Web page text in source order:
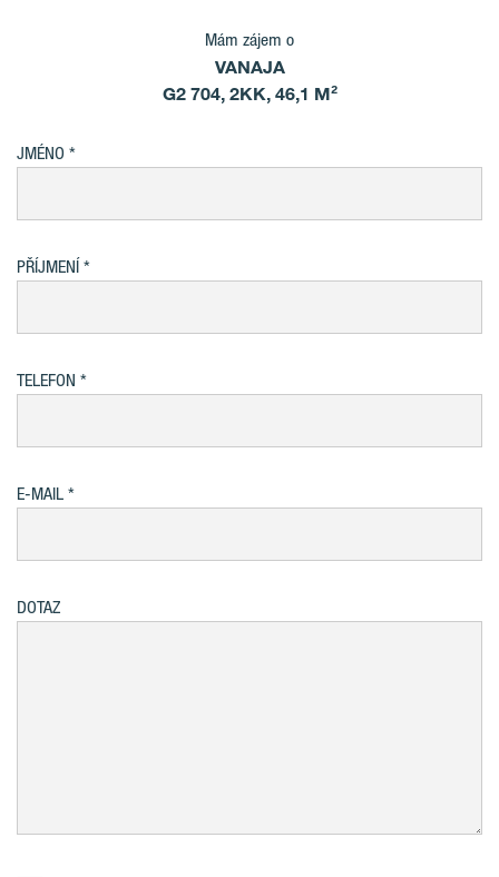
Mám zájem o
VANAJA
G2 704, 2KK, 46,1 M²
JMÉNO
PŘÍJMENÍ
TELEFON
E-MAIL
DOTAZ